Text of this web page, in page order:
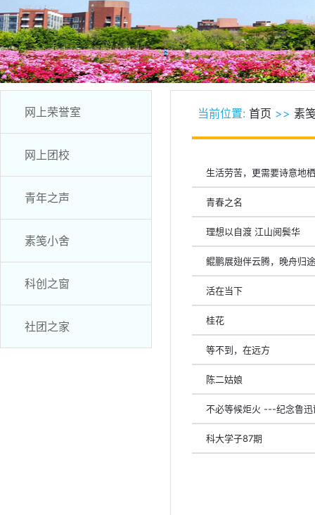
网上荣誉室
网上团校
青年之声
素笺小舍
科创之窗
社团之家
当前位置: 首页 >> 素
生活劳苦，更需要诗意地
青春之名
理想以自渡 江山阅鬓华
鲲鹏展翅伴云腾，晚舟归
活在当下
桂花
等不到，在远方
陈二姑娘
不必等候炬火 ---纪念鲁迅
科大学子87期